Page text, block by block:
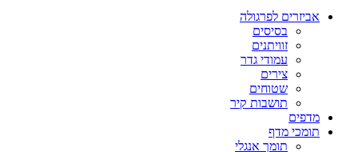
אביזרים לפרגולה
בסיסים
זוויתנים
עמודי גדר
צירים
שטוחים
תושבות קיר
מדפים
תומכי מדף
תומך אנגלי